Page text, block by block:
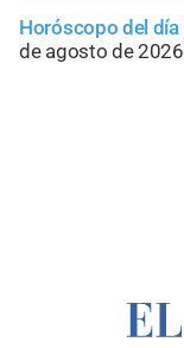
Horóscopo del día
de agosto de 2026